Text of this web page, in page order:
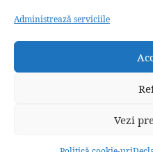
Administrează serviciile
Vezi
© 2026Raul Nicolae
drepturile